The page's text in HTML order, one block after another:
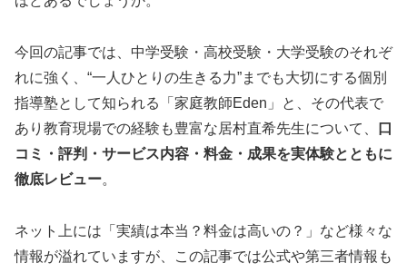
今回の記事では、中学受験・高校受験・大学受験のそれぞ
れに強く、“一人ひとりの生きる力”までも大切にする個別
指導塾として知られる「家庭教師Eden」と、その代表で
あり教育現場での経験も豊富な居村直希先生について、
口
コミ・評判・サービス内容・料金・成果を実体験とともに
徹底レビュー。
ネット上には「実績は本当？料金は高いの？」など様々な
情報が溢れていますが、この記事では公式や第三者情報も